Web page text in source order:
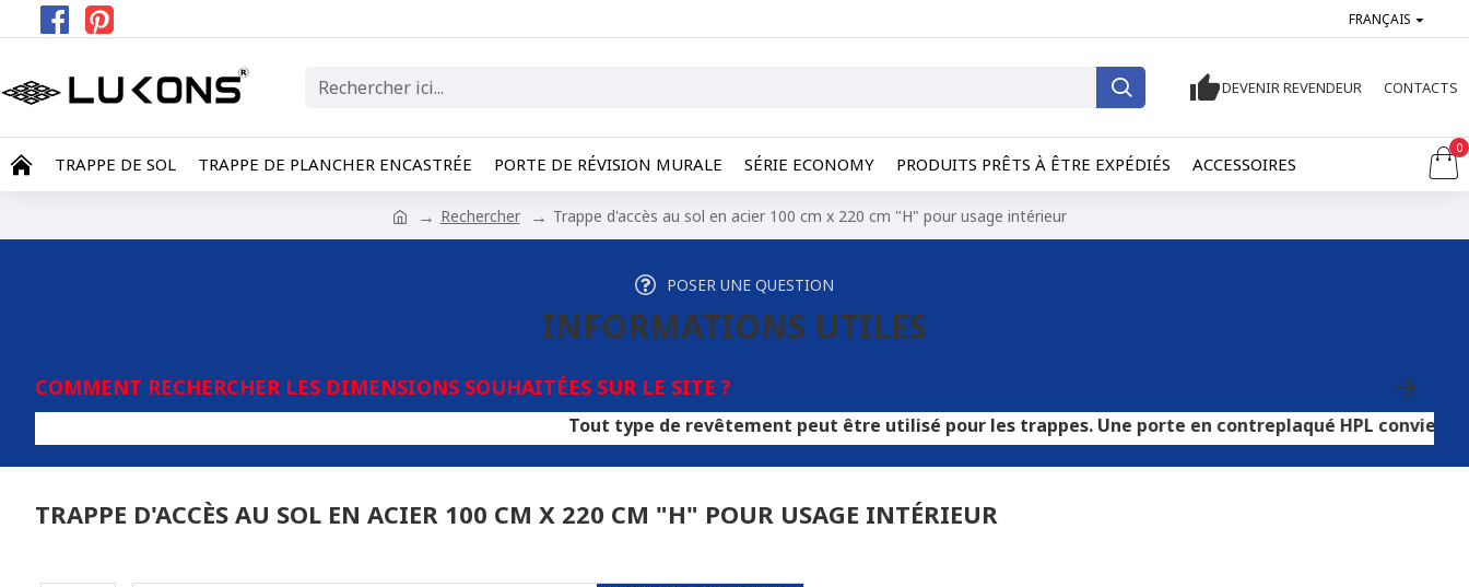
FRANÇAIS
DEVENIR REVENDEUR CONTACTS
TRAPPE DE SOL TRAPPE DE PLANCHER ENCASTRÉE PORTE DE RÉVISION MURALE SÉRIE ECONOMY PRODUITS PRÊTS À ÊTRE EXPÉDIÉS ACCESSOIRES
0
Rechercher Trappe d'accès au sol en acier 100 cm x 220 cm "H" pour usage intérieur
POSER UNE QUESTION
INFORMATIONS UTILES
COMMENT RECHERCHER LES DIMENSIONS SOUHAITÉES SUR LE SITE ?
Tout type de revêtement peut être utilisé pour les trappes. Une porte en contreplaqué HPL convient aux sols
TRAPPE D'ACCÈS AU SOL EN ACIER 100 CM X 220 CM "H" POUR USAGE INTÉRIEUR